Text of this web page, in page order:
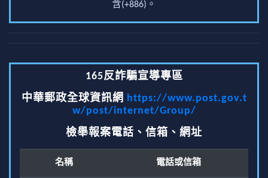
含(+886)。
165反詐騙宣導專區
中華郵政全球資訊網 https://www.post.gov.t
w/post/internet/Group/
檢舉報案電話、信箱、網址
名稱 電話或信箱